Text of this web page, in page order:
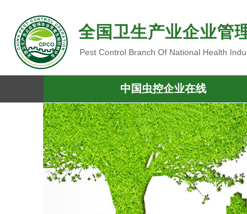
全国卫生产业企业管
Pest Control Branch Of National Health
中国虫控企业在线